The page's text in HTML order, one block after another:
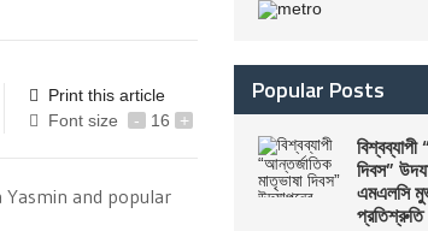
Print this article
Font size
- 16 +
Yasmin and popular
Popular Posts
দিবস”
এমএলসি
প্রতিশ্রুতি